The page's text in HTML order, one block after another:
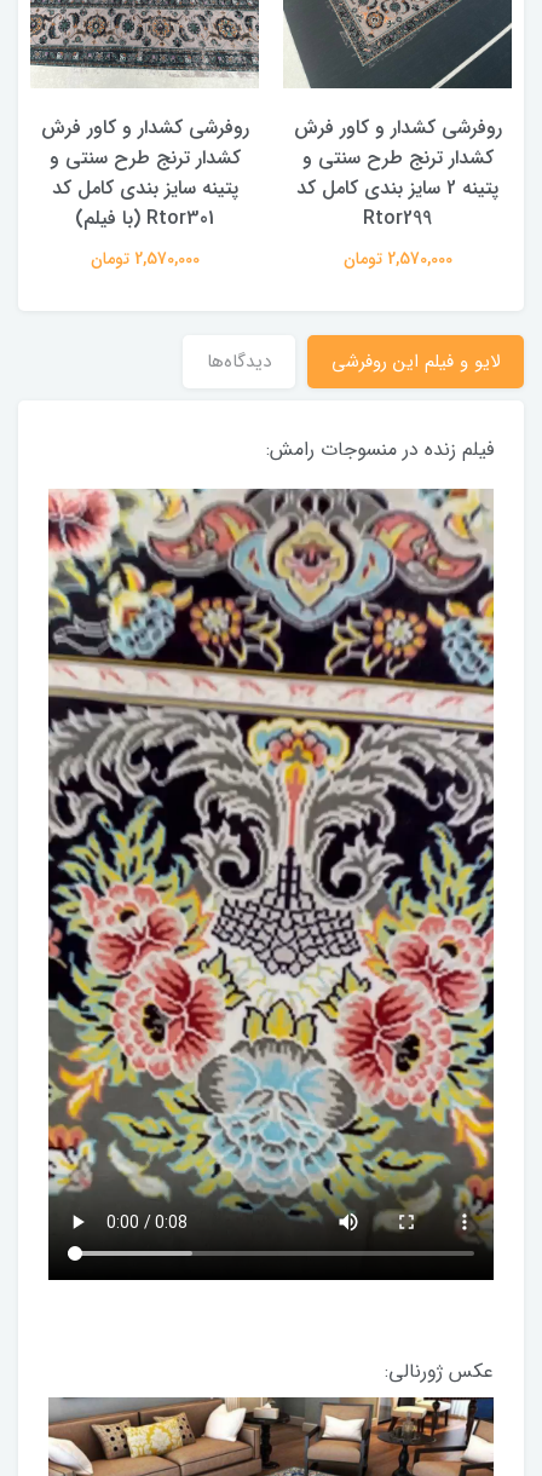
روفرشی کشدار و کاور فرش
کشدار ترنج طرح سنتی و
پتینه 2 سایز بندی کامل کد
Rtor299
2,570,000 تومان
روفرشی کشدار و کاور فرش
کشدار ترنج طرح سنتی و
پتینه سایز بندی کامل کد
Rtor301 (با فیلم)
2,570,000 تومان
لایو و فیلم این روفرشی دیدگاه‌ها
فیلم زنده در منسوجات رامش:
عکس ژورنالی: